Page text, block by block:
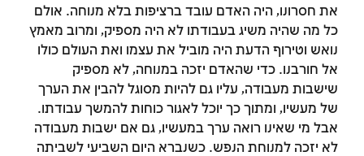
את חסרונו, היה האדם עובד ברציפות בלא מנוחה. אולם
כל מה שהיה משיג בעבודתו לא היה מספיק, ומרוב מאמץ
נואש וטירוף הדעת היה מוביל את עצמו ואת העולם כולו
אל חורבנו. כדי שהאדם יזכה במנוחה, לא מספיק
שישבות מעבודה, עליו גם להיות מסוגל להבין את הערך
של מעשיו, ומתוך כך יוכל לאגור כוחות להמשך עבודתו.
אבל מי שאינו רואה ערך במעשיו, גם אם ישבות מעבודה
לא יזכה למנוחת הנפש. כשנברא היום השביעי לשביתה